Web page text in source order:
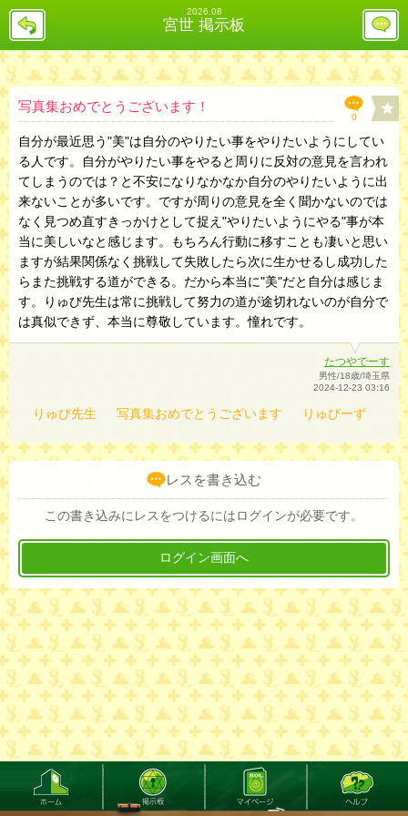
2026.08
宮世 掲示板
戻
レ
投
稿
欄
0
写真集おめでとうございます！
自分が最近思う"美"は自分のやりたい事をやりたいようにしてい
る人です。自分がやりたい事をやると周りに反対の意見を言われ
てしまうのでは？と不安になりなかなか自分のやりたいように出
来ないことが多いです。ですが周りの意見を全く聞かないのでは
なく見つめ直すきっかけとして捉え"やりたいようにやる"事が本
当に美しいなと感じます。もちろん行動に移すことも凄いと思い
ますが結果関係なく挑戦して失敗したら次に生かせるし成功した
らまた挑戦する道ができる。だから本当に"美"だと自分は感じま
す。りゅび先生は常に挑戦して努力の道が途切れないのが自分で
は真似できず、本当に尊敬しています。憧れです。
たつやでーす
男性/18歳/埼玉県
2024-12-23 03:16
りゅび先生 写真集おめでとうございます りゅびーず
レスを書き込む
この書き込みにレスをつけるにはログインが必要です。
ログイン画面へ